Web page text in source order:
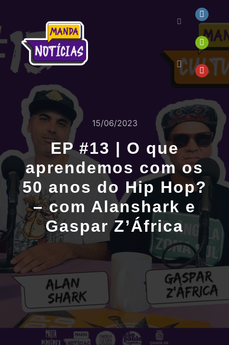
15/06/2023
EP #13 | O que
aprendemos com os
50 anos do Hip Hop?
– com Alanshark e
Gaspar Z’África